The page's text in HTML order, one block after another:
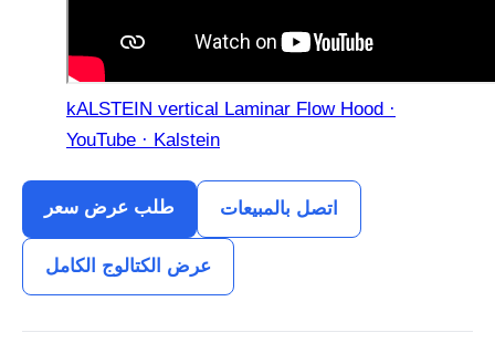
kALSTEIN vertical Laminar Flow Hood ·
YouTube · Kalstein
طلب عرض سعر اتصل بالمبيعات
عرض الكتالوج الكامل